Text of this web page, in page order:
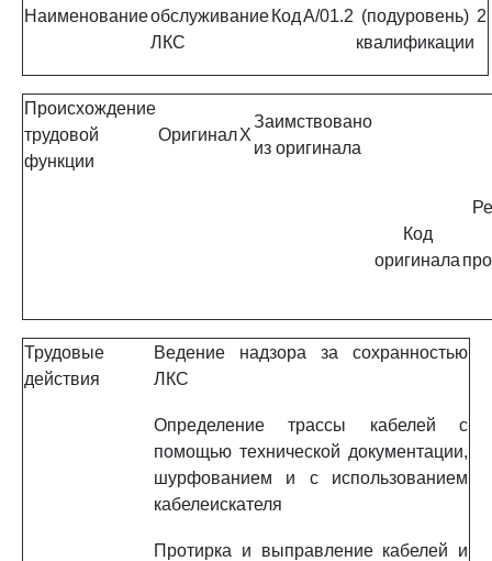
Наименованиеобслуживание
ЛКС
КодA/01.2 (подуровень)
квалификации
2
Происхождение
трудовой
функции
ОригиналX
Заимствовано
из оригинала
Код
оригинала
Трудовые
действия
Ведение надзора за сохранностью
ЛКС
Определение трассы кабелей с
помощью технической документации,
шурфованием и с использованием
кабелеискателя
Протирка и выправление кабелей и